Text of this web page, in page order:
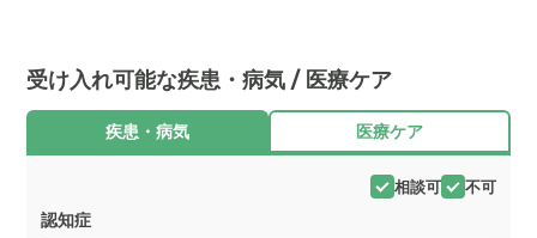
受け入れ可能な疾患・病気 / 医療ケア
疾患・病気 医療ケア
相談可 不可
認知症